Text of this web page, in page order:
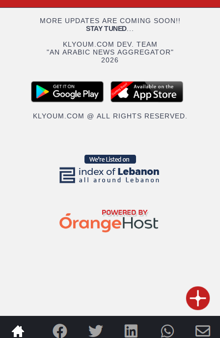
MORE UPDATES ARE COMING SOON!!
STAY TUNED...
KLYOUM.COM DEV. TEAM
"AN ARABIC NEWS AGGREGATOR"
2026
KLYOUM.COM @ ALL RIGHTS RESERVED.